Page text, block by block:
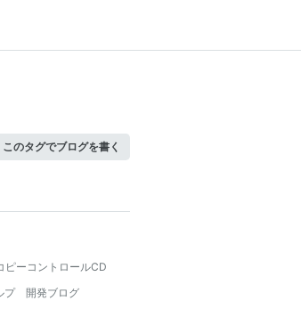
このタグでブログを書く
ピーコントロールCD
プ
開発ブログ